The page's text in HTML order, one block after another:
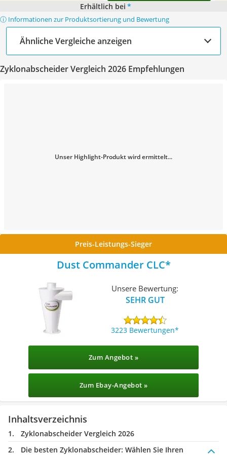
Erhältlich bei *
ⓘ Informationen zur Produktsortierung und Bewertung
Ähnliche Vergleiche anzeigen
Zyklonabscheider Vergleich 2026 Empfehlungen
Unser Highlight-Produkt wird ermittelt...
Preis-Leistungs-Sieger
Dust Commander CLC
Unsere Bewertung:
SEHR GUT
3223 Bewertungen
Zum Angebot »
Zum Ebay-Angebot »
Inhaltsverzeichnis
Zyklonabscheider Vergleich 2026
Die besten Zyklonabscheider: Wählen Sie Ihren